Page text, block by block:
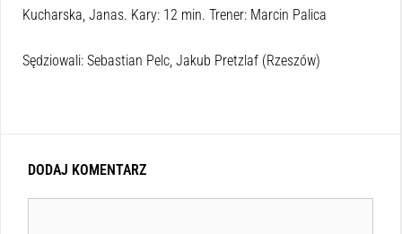
Kucharska, Janas. Kary: 12 min. Trener: Marcin Palica
Sędziowali: Sebastian Pelc, Jakub Pretzlaf (Rzeszów)
DODAJ KOMENTARZ